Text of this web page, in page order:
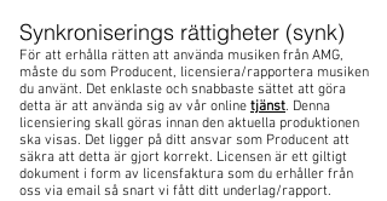
Synkroniserings rättigheter (synk)
För att erhålla rätten att använda musiken från AMG,
måste du som Producent, licensiera/rapportera musiken
du använt. Det enklaste och snabbaste sättet att göra
detta är att använda sig av vår online tjänst. Denna
licensiering skall göras innan den aktuella produktionen
ska visas. Det ligger på ditt ansvar som Producent att
säkra att detta är gjort korrekt. Licensen är ett giltigt
dokument i form av licensfaktura som du erhåller från
oss via email så snart vi fått ditt underlag/rapport.